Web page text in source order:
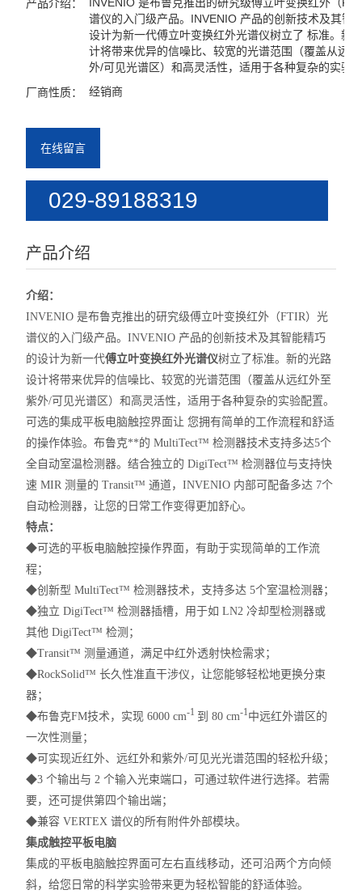
产品介绍：
谱仪的入门级产品。INVENIO 产品的创新技术及其智
设计为新一代傅立叶变换红外光谱仪树立了 标准。新
计将带来优异的信噪比、较宽的光谱范围（覆盖从远
外/可见光谱区）和高灵活性，适用于各种复杂的实验
厂商性质： 经销商
在线留言
029-89188319
15399059159
产品介绍
介绍：
INVENIO 是布鲁克推出的研究级傅立叶变换红外（FTIR）光
谱仪的入门级产品。INVENIO 产品的创新技术及其智能精巧
的设计为新一代傅立叶变换红外光谱仪树立了标准。新的光路
设计将带来优异的信噪比、较宽的光谱范围（覆盖从远红外至
紫外/可见光谱区）和高灵活性，适用于各种复杂的实验配置。
可选的集成平板电脑触控界面让 您拥有简单的工作流程和舒适
的操作体验。布鲁克**的 MultiTect™ 检测器技术支持多达5个
全自动室温检测器。结合独立的 DigiTect™ 检测器位与支持快
速 MIR 测量的 Transit™ 通道，INVENIO 内部可配备多达 7个
自动检测器，让您的日常工作变得更加舒心。
特点：
◆可选的平板电脑触控操作界面，有助于实现简单的工作流
程；
◆创新型 MultiTect™ 检测器技术，支持多达 5个室温检测器；
◆独立 DigiTect™ 检测器插槽，用于如 LN2 冷却型检测器或
其他 DigiTect™ 检测；
◆Transit™ 测量通道，满足中红外透射快检需求；
◆RockSolid™ 长久性准直干涉仪，让您能够轻松地更换分束
器；
◆布鲁克FM技术，实现 6000 cm-1 到 80 cm-1中远红外谱区的
一次性测量；
◆可实现近红外、远红外和紫外/可见光光谱范围的轻松升级；
◆3 个输出与 2 个输入光束端口，可通过软件进行选择。若需
要，还可提供第四个输出端；
◆兼容 VERTEX 谱仪的所有附件外部模块。
集成触控平板电脑
集成的平板电脑触控界面可左右直线移动，还可沿两个方向倾
斜，给您日常的科学实验带来更为轻松智能的舒适体验。